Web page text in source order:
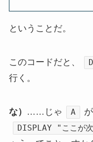
ということだ。
このコードだと、
行く。
な） ……じゃ A が
DISPLAY "ここが